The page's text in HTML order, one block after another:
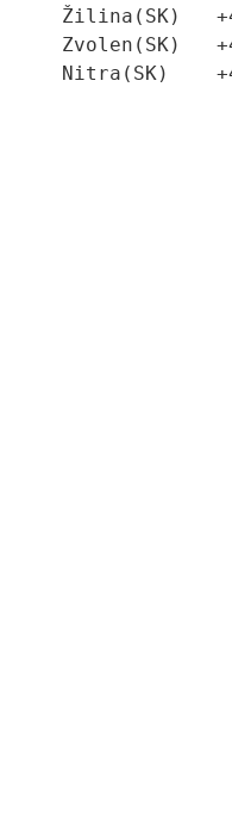
Žilina(SK)
Zvolen(SK)
Nitra(SK)